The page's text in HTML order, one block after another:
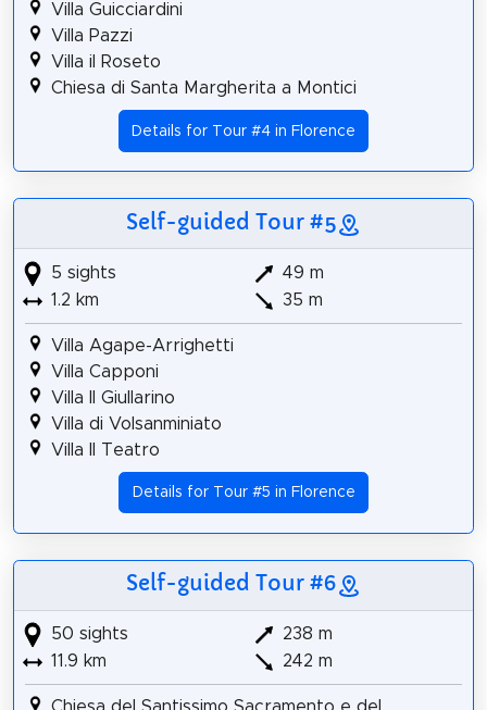
Villa Guicciardini
Villa Pazzi
Villa il Roseto
Chiesa di Santa Margherita a Montici
Details for Tour #4 in Florence
Self-guided Tour #5
5 sights
1.2 km
49 m
35 m
Villa Agape-Arrighetti
Villa Capponi
Villa Il Giullarino
Villa di Volsanminiato
Villa Il Teatro
Details for Tour #5 in Florence
Self-guided Tour #6
50 sights
11.9 km
238 m
242 m